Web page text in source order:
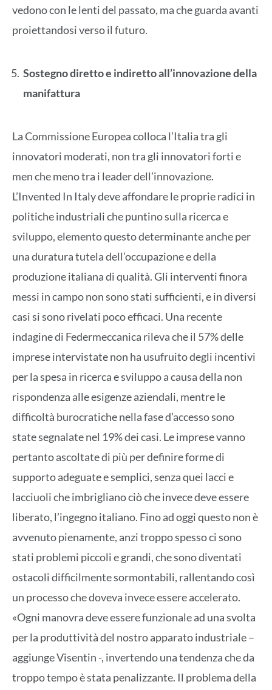
vedono con le lenti del passato, ma che guarda avanti
proiettandosi verso il futuro.
Sostegno diretto e indiretto all’innovazione della
manifattura
La Commissione Europea colloca l’Italia tra gli
innovatori moderati, non tra gli innovatori forti e
men che meno tra i leader dell’innovazione.
L’Invented In Italy deve affondare le proprie radici in
politiche industriali che puntino sulla ricerca e
sviluppo, elemento questo determinante anche per
una duratura tutela dell’occupazione e della
produzione italiana di qualità. Gli interventi finora
messi in campo non sono stati sufficienti, e in diversi
casi si sono rivelati poco efficaci. Una recente
indagine di Federmeccanica rileva che il 57% delle
imprese intervistate non ha usufruito degli incentivi
per la spesa in ricerca e sviluppo a causa della non
rispondenza alle esigenze aziendali, mentre le
difficoltà burocratiche nella fase d’accesso sono
state segnalate nel 19% dei casi. Le imprese vanno
pertanto ascoltate di più per definire forme di
supporto adeguate e semplici, senza quei lacci e
lacciuoli che imbrigliano ciò che invece deve essere
liberato, l’ingegno italiano. Fino ad oggi questo non è
avvenuto pienamente, anzi troppo spesso ci sono
stati problemi piccoli e grandi, che sono diventati
ostacoli difficilmente sormontabili, rallentando così
un processo che doveva invece essere accelerato.
«Ogni manovra deve essere funzionale ad una svolta
per la produttività del nostro apparato industriale –
aggiunge Visentin -, invertendo una tendenza che da
troppo tempo è stata penalizzante. Il problema della